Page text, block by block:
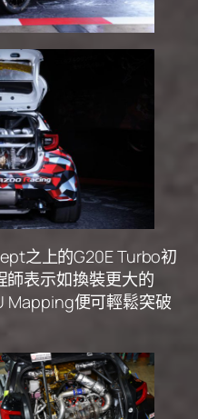
之上的G20E Turbo初
表示如換裝更大的
Mapping便可輕鬆突破